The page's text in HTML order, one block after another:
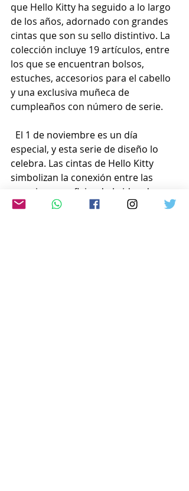
que Hello Kitty ha seguido a lo largo
de los años, adornado con grandes
cintas que son su sello distintivo. La
colección incluye 19 artículos, entre
los que se encuentran bolsos,
estuches, accesorios para el cabello
y una exclusiva muñeca de
cumpleaños con número de serie.
El 1 de noviembre es un día
especial, y esta serie de diseño lo
celebra. Las cintas de Hello Kitty
simbolizan la conexión entre las
emociones, reflejando la idea de ser
«amigos». En esta colección, se